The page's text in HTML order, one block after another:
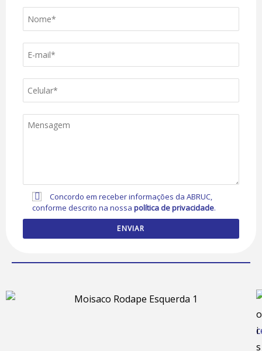
Concordo em receber informações da ABRUC,
conforme descrito na nossapolítica de privacidade.